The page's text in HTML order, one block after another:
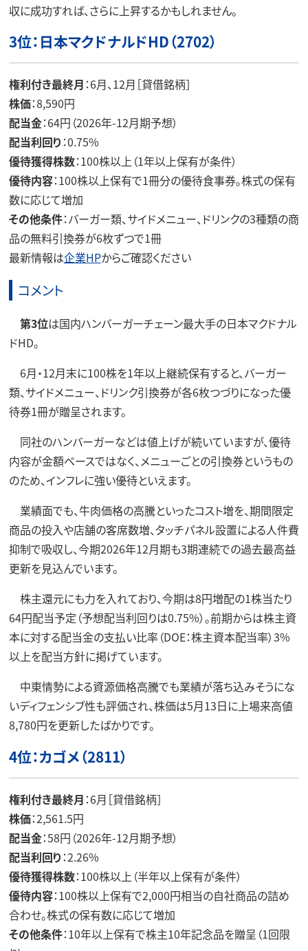
収に成功すれば、さらに上昇するかもしれません。
3位：日本マクドナルドHD（2702）
権利付き最終月 ：6月、12月［貸借銘柄］
株価：8,590円
配当金：64円（2026年-12月期予想）
配当利回り ：0.75%
優待獲得株数：100株以上（1年以上保有が条件）
優待内容：100株以上保有で1冊分の優待食事券。株式の保有
数に応じて増加
その他条件：バーガー類、サイドメニュー、ドリンクの3種類の商
品の無料引換券が6枚ずつで1冊
最新情報は企業HPからご確認ください
コメント
第3位は国内ハンバーガーチェーン最大手の日本マクドナル
ドHD。
6月・12月末に100株を1年以上継続保有すると、バーガー
類、サイドメニュー、ドリンク引換券が各6枚つづりになった優
待券1冊が贈呈されます。
同社のハンバーガーなどは値上げが続いていますが、優待
内容が金額ベースではなく、メニューごとの引換券というもの
のため、インフレに強い優待といえます。
業績面でも、牛肉価格の高騰といったコスト増を、期間限定
商品の投入や店舗の客席数増、タッチパネル設置による人件費
抑制で吸収し、今期2026年12月期も3期連続での過去最高益
更新を見込んでいます。
株主還元にも力を入れており、今期は8円増配の1株当たり
64円配当予定（予想配当利回りは0.75%）。前期からは株主資
本に対する配当金の支払い比率（DOE：株主資本配当率）3%
以上を配当方針に掲げています。
中東情勢による資源価格高騰でも業績が落ち込みそうにな
いディフェンシブ性も評価され、株価は5月13日に上場来高値
8,780円を更新したばかりです。
4位：カゴメ（2811）
権利付き最終月 ：6月［貸借銘柄］
株価：2,561.5円
配当金：58円（2026年-12月期予想）
配当利回り ：2.26%
優待獲得株数：100株以上（半年以上保有が条件）
優待内容：100株以上保有で2,000円相当の自社商品の詰め
合わせ。株式の保有数に応じて増加
その他条件：10年以上保有で株主10年記念品を贈呈（1回限